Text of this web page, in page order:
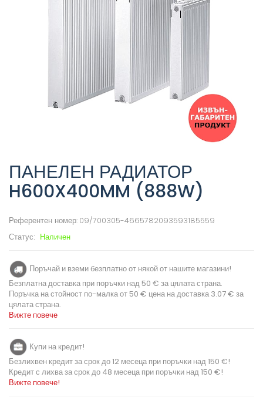
ПАНЕЛЕН РАДИАТОР
H600X400MM (888W)
Референтен номер: 09/700305-4665782093593185559
Статус: Наличен
Поръчай и вземи безплатно от някой от нашите магазини!
Безплатна доставка при поръчки над 50 € за цялата страна.
Поръчка на стойност по-малка от 50 € цена на доставка 3.07 € за
цялата страна.
Вижте повече
Купи на кредит!
Безлихвен кредит за срок до 12 месеца при поръчки над 150 €!
Кредит с лихва за срок до 48 месеца при поръчки над 150 €!
Вижте повече!